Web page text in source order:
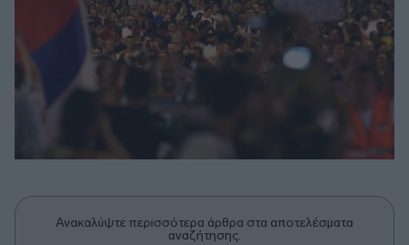
Ανακαλύψτε περισσότερα άρθρα στα αποτελέσματα
αναζήτησης.